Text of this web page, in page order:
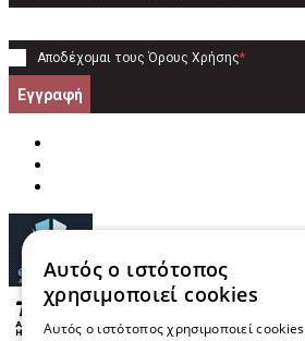
Αποδέχομαι τους Όρους Χρήσης*
Εγγραφή
Αυτός ο ιστότοπος
χρησιμοποιεί cookies
Αυτός ο ιστότοπος χρησιμοποιεί cookies